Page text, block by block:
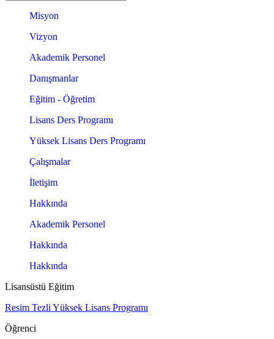
Misyon
Vizyon
Akademik Personel
Danışmanlar
Eğitim - Öğretim
Lisans Ders Programı
Yüksek Lisans Ders Programı
Çalışmalar
İletişim
Hakkında
Akademik Personel
Hakkında
Hakkında
Lisansüstü Eğitim
Resim Tezli Yüksek Lisans Programı
Öğrenci